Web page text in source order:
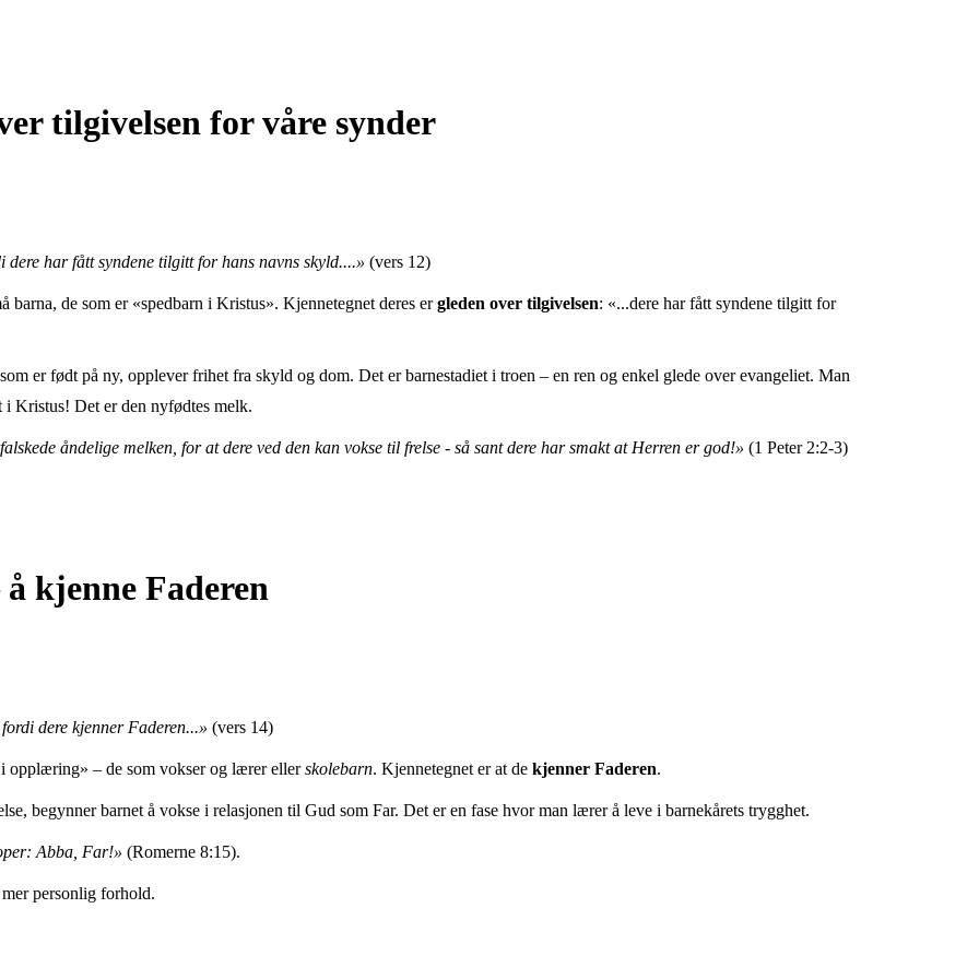
tilgivelsen for våre synder
dere har fått syndene tilgitt for hans navns skyld....» (vers 12)
barna, de som er «spedbarn i Kristus». Kjennetegnet deres ergleden over tilgivelsen: «...dere har fått syndene tilgitt for
er født på ny, opplever frihet fra skyld og dom. Det er barnestadiet i troen – en ren og enkel glede over evangeliet. Man
Kristus! Det er den nyfødtes melk.
åndelige melken, for at dere ved den kan vokse til frelse - så sant dere har smakt at Herren er god!» (1 Peter 2:2-3)
kjenne Faderen
dere kjenner Faderen...» (vers 14)
opplæring» – de som vokser og lærer ellerskolebarn. Kjennetegnet er at de kjenner Faderen.
begynner barnet å vokse i relasjonen til Gud som Far. Det er en fase hvor man lærer å leve i barnekårets trygghet.
Abba, Far!» (Romerne 8:15).
personlig forhold.